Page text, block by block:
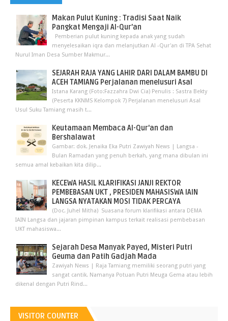
Makan Pulut Kuning : Tradisi Saat Naik
Pangkat Mengaji Al-Qur’an
Pemberian pulut kuning kepada anak yang sudah
menyelesaikan iqra dan melanjutkan Al -Qur'an di TPA Sehat
Nurul Iman Desa Sumber Makmur...
SEJARAH RAJA YANG LAHIR DARI DALAM BAMBU DI
ACEH TAMIANG Perjalanan menelusuri Asal
Istana Karang (Foto:Fazzahra Dwi Cia) Penulis : Sastra Bekty
(Peserta KKNMS Kelompok 7) Perjalanan menelusuri Asal
Usul Suku Tamiang masih t...
Keutamaan Membaca Al-Qur'an dan
Bershalawat
Gambar: dok. Jenaika Eka Putri Zawiyah News | Langsa -
Bulan Ramadan yang penuh berkah, yang mana dibulan ini
semua amal kebaikan kita dilip...
KECEWA HASIL KLARIFIKASI JANJI REKTOR
PEMBEBASAN UKT , PRESIDEN MAHASISWA IAIN
LANGSA NYATAKAN MOSI TIDAK PERCAYA
(Doc. Juhel Mitha) Suasana forum klarifikasi antara DEMA
IAIN Langsa dan jajaran pimpinan kampus terkait realisasi pembebasan
UKT mahasiswa...
Sejarah Desa Manyak Payed, Misteri Putri
Geuma dan Patih Gadjah Mada
Zawiyah News | Raja Tamiang memiliki seorang putri yang
sangat cantik. Namanya Potuan Putri Meuga Gema atau lebih
dikenal dengan Putri Rind...
VISITOR COUNTER